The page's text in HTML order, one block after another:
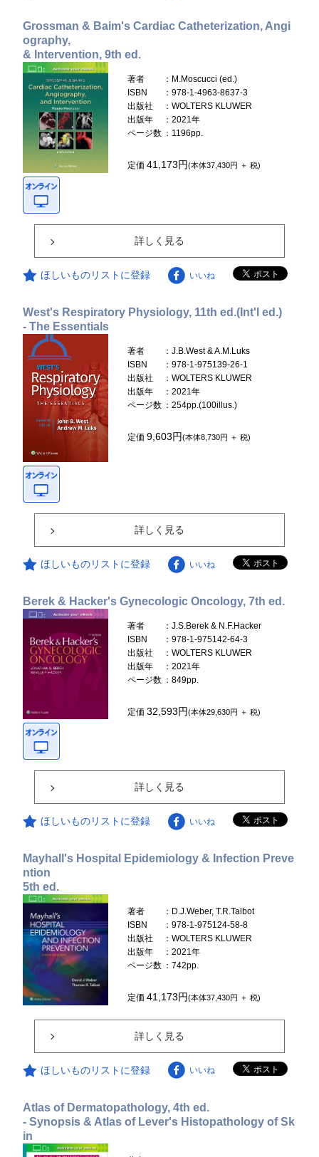
Grossman & Baim's Cardiac Catheterization, Angi
ography,
& Intervention, 9th ed.
著者
：M.Moscucci (ed.)
ISBN
：978-1-4963-8637-3
出版社
：WOLTERS KLUWER
出版年
：2021年
ページ数 ：1196pp.
定価41,173円(本体37,430円 ＋ 税)
詳しく見る
ほしいものリストに登録 いいね
West's Respiratory Physiology, 11th ed.(Int'l ed.)
- The Essentials
著者
：J.B.West & A.M.Luks
ISBN
：978-1-975139-26-1
出版社
：WOLTERS KLUWER
出版年
：2021年
ページ数 ：254pp.(100illus.)
定価9,603円(本体8,730円 ＋ 税)
詳しく見る
ほしいものリストに登録 いいね
Berek & Hacker's Gynecologic Oncology, 7th ed.
著者
：J.S.Berek & N.F.Hacker
ISBN
：978-1-975142-64-3
出版社
：WOLTERS KLUWER
出版年
：2021年
ページ数 ：849pp.
定価32,593円(本体29,630円 ＋ 税)
詳しく見る
ほしいものリストに登録 いいね
Mayhall's Hospital Epidemiology & Infection Preve
ntion
5th ed.
著者
：D.J.Weber, T.R.Talbot
ISBN
：978-1-975124-58-8
出版社
：WOLTERS KLUWER
出版年
：2021年
ページ数 ：742pp.
定価41,173円(本体37,430円 ＋ 税)
詳しく見る
ほしいものリストに登録 いいね
Atlas of Dermatopathology, 4th ed.
- Synopsis & Atlas of Lever's Histopathology of Sk
in